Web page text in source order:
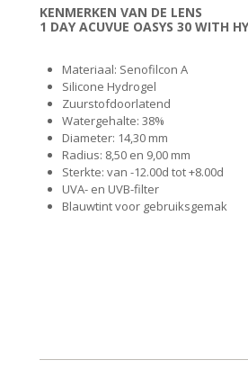
KENMERKEN VAN DE LENS
1 DAY ACUVUE OASYS 30 WITH
Materiaal: Senofilcon A
Silicone Hydrogel
Zuurstofdoorlatend
Watergehalte: 38%
Diameter: 14,30 mm
Radius: 8,50 en 9,00 mm
Sterkte: van -12.00d tot +8.00d
UVA- en UVB-filter
Blauwtint voor gebruiksgemak